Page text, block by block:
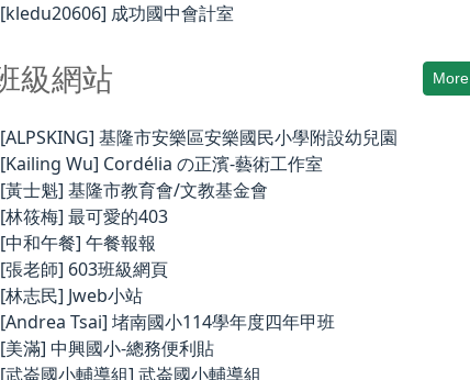
[kledu20606] 成功國中會計室
More
級網站
[ALPSKING] 基隆市安樂區安樂國民小學附設幼兒園
[Kailing Wu] Cordélia の正濱-藝術工作室
[黃士魁] 基隆市教育會/文教基金會
[林筱梅] 最可愛的403
[中和午餐] 午餐報報
[張老師] 603班級網頁
[林志民] Jweb小站
[Andrea Tsai] 堵南國小114學年度四年甲班
[美滿] 中興國小-總務便利貼
[武崙國小輔導組] 武崙國小輔導組